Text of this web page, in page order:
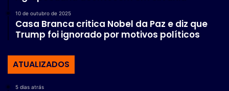
10 de outubro de 2025
Casa Branca critica Nobel da Paz e diz que
Trump foi ignorado por motivos políticos
ATUALIZADOS
5 dias atrás